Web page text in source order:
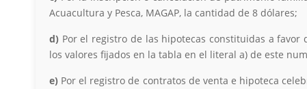
Acuacultura y Pesca, MAGAP, la cantidad de 8 dólares;
d) Por el registro de las hipotecas constituidas a
los valores fijados en la tabla en el literal a) de este
e) Por el registro de contratos de venta e hipoteca